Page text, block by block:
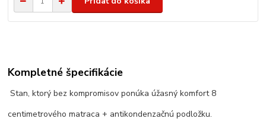
Kompletné špecifikácie
Stan, ktorý bez kompromisov ponúka úžasný komfort 8
centimetrového matraca + antikondenzačnú podložku.